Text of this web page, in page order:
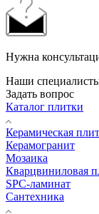
Нужна
Наши
Задать вопрос
Каталог плитки
Керамическая
Керамогранит
Мозаика
Кварцвиниловая
SPC-ламинат
Сантехника